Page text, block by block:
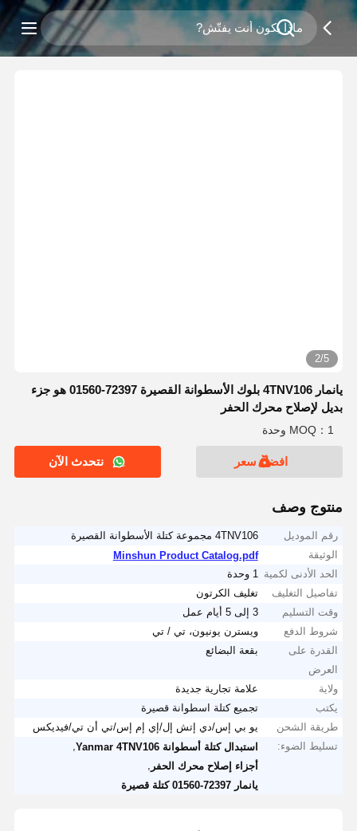
2/5
يانمار 4TNV106 بلوك الأسطوانة القصيرة 72397-01560 هو جزء
بديل لإصلاح محرك الحفر
MOQ：1 وحدة
افضل سعر نتحدث الآن
منتوج وصف
رقم الموديل
4TNV106 مجموعة كتلة الأسطوانة القصيرة
الوثيقة
Minshun Product Catalog.pdf
الحد الأدنى لكمية
1 وحدة
تفاصيل التغليف
تغليف الكرتون
وقت التسليم
3 إلى 5 أيام عمل
شروط الدفع
ويسترن يونيون، تي / تي
القدرة على
العرض
بقعة البضائع
ولاية
علامة تجارية جديدة
يكتب
تجميع كتلة اسطوانة قصيرة
طريقة الشحن
يو بي إس/دي إتش إل/إي إم إس/تي أن تي/فيديكس
تسليط الضوء:
استبدال كتلة أسطوانة Yanmar 4TNV106
أجزاء إصلاح محرك الحفر
يانمار 72397-01560 كتلة قصيرة